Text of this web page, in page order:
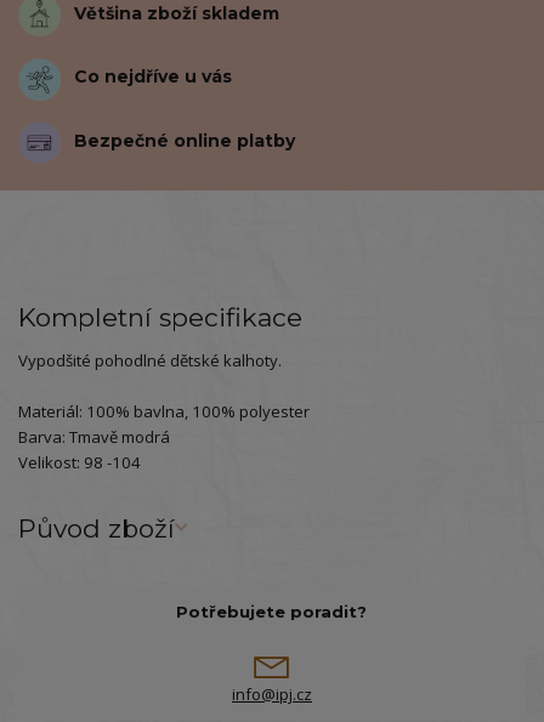
Většina zboží skladem
Co nejdříve u vás
Bezpečné online platby
Kompletní specifikace
Vypodšité pohodlné dětské kalhoty.
Materiál: 100% bavlna, 100% polyester
Barva: Tmavě modrá
Velikost: 98 -104
Původ zboží
Potřebujete poradit?
info@ipj.cz